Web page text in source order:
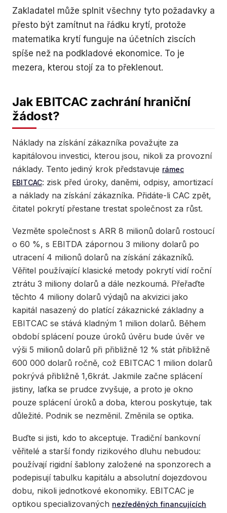
Zakladatel může splnit všechny tyto požadavky a
přesto být zamítnut na řádku krytí, protože
matematika krytí funguje na účetních ziscích
spíše než na podkladové ekonomice. To je
mezera, kterou stojí za to překlenout.
Jak EBITCAC zachrání hraniční
žádost?
Náklady na získání zákazníka považujte za
kapitálovou investici, kterou jsou, nikoli za provozní
náklady. Tento jediný krok představuje rámec
EBITCAC: zisk před úroky, daněmi, odpisy, amortizací
a náklady na získání zákazníka. Přidáte-li CAC zpět,
čitatel pokrytí přestane trestat společnost za růst.
Vezměte společnost s ARR 8 milionů dolarů rostoucí
o 60 %, s EBITDA zápornou 3 miliony dolarů po
utracení 4 milionů dolarů na získání zákazníků.
Věřitel používající klasické metody pokrytí vidí roční
ztrátu 3 miliony dolarů a dále nezkoumá. Přeřaďte
těchto 4 miliony dolarů výdajů na akvizici jako
kapitál nasazený do platící zákaznické základny a
EBITCAC se stává kladným 1 milion dolarů. Během
období splácení pouze úroků úvěru bude úvěr ve
výši 5 milionů dolarů při přibližně 12 % stát přibližně
600 000 dolarů ročně, což EBITCAC 1 milion dolarů
pokrývá přibližně 1,6krát. Jakmile začne splácení
jistiny, laťka se prudce zvyšuje, a proto je okno
pouze splácení úroků a doba, kterou poskytuje, tak
důležité. Podnik se nezměnil. Změnila se optika.
Buďte si jisti, kdo to akceptuje. Tradiční bankovní
věřitelé a starší fondy rizikového dluhu nebudou:
používají rigidní šablony založené na sponzorech a
podepisují tabulku kapitálu a absolutní dojezdovou
dobu, nikoli jednotkové ekonomiky. EBITCAC je
optikou specializovaných nezředěných financujících